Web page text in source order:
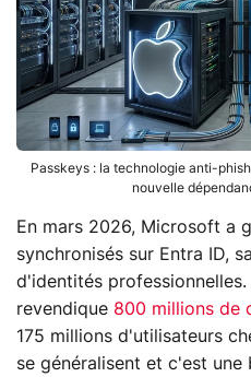
Passkeys : la technologie anti-
nouvelle
En mars 2026, Microsoft a
synchronisés sur Entra ID,
d'identités
revendique 800 millions de
175 millions d'utilisateurs
se généralisent et c'est une